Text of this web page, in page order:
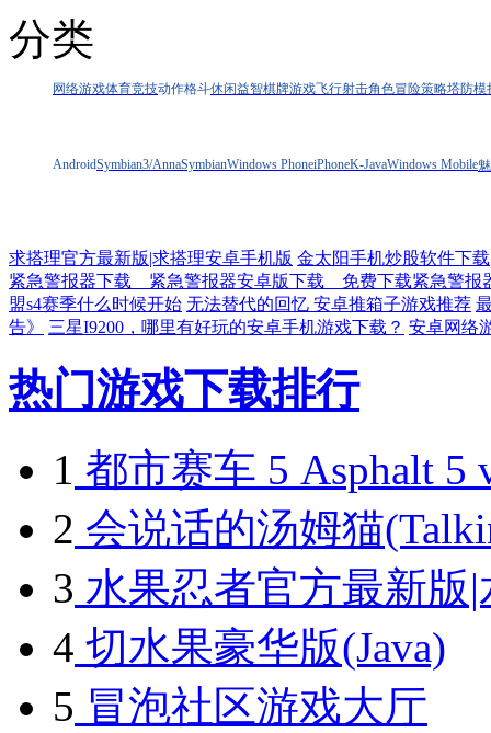
分类
网络游戏体育竞技动作格斗休闲益智棋牌游戏飞行射击角色冒险策略塔防模
AndroidSymbian3/AnnaSymbianWindows PhoneiPhoneK-JavaWindows Mobile
求搭理官方最新版|求搭理安卓手机版 金太阳手机炒股软件下载
紧急警报器下载＿紧急警报器安卓版下载＿免费下载紧急警报
盟s4赛季什么时候开始 无法替代的回忆 安卓推箱子游戏推荐
告》
三星I9200，哪里有好玩的安卓手机游戏下载？ 安卓网络
热门游戏下载排行
1 都市赛车 5 Asphalt 5
2 会说话的汤姆猫
3 水果忍者官方最新版
4 切水果豪华版(Java)
5 冒泡社区游戏大厅